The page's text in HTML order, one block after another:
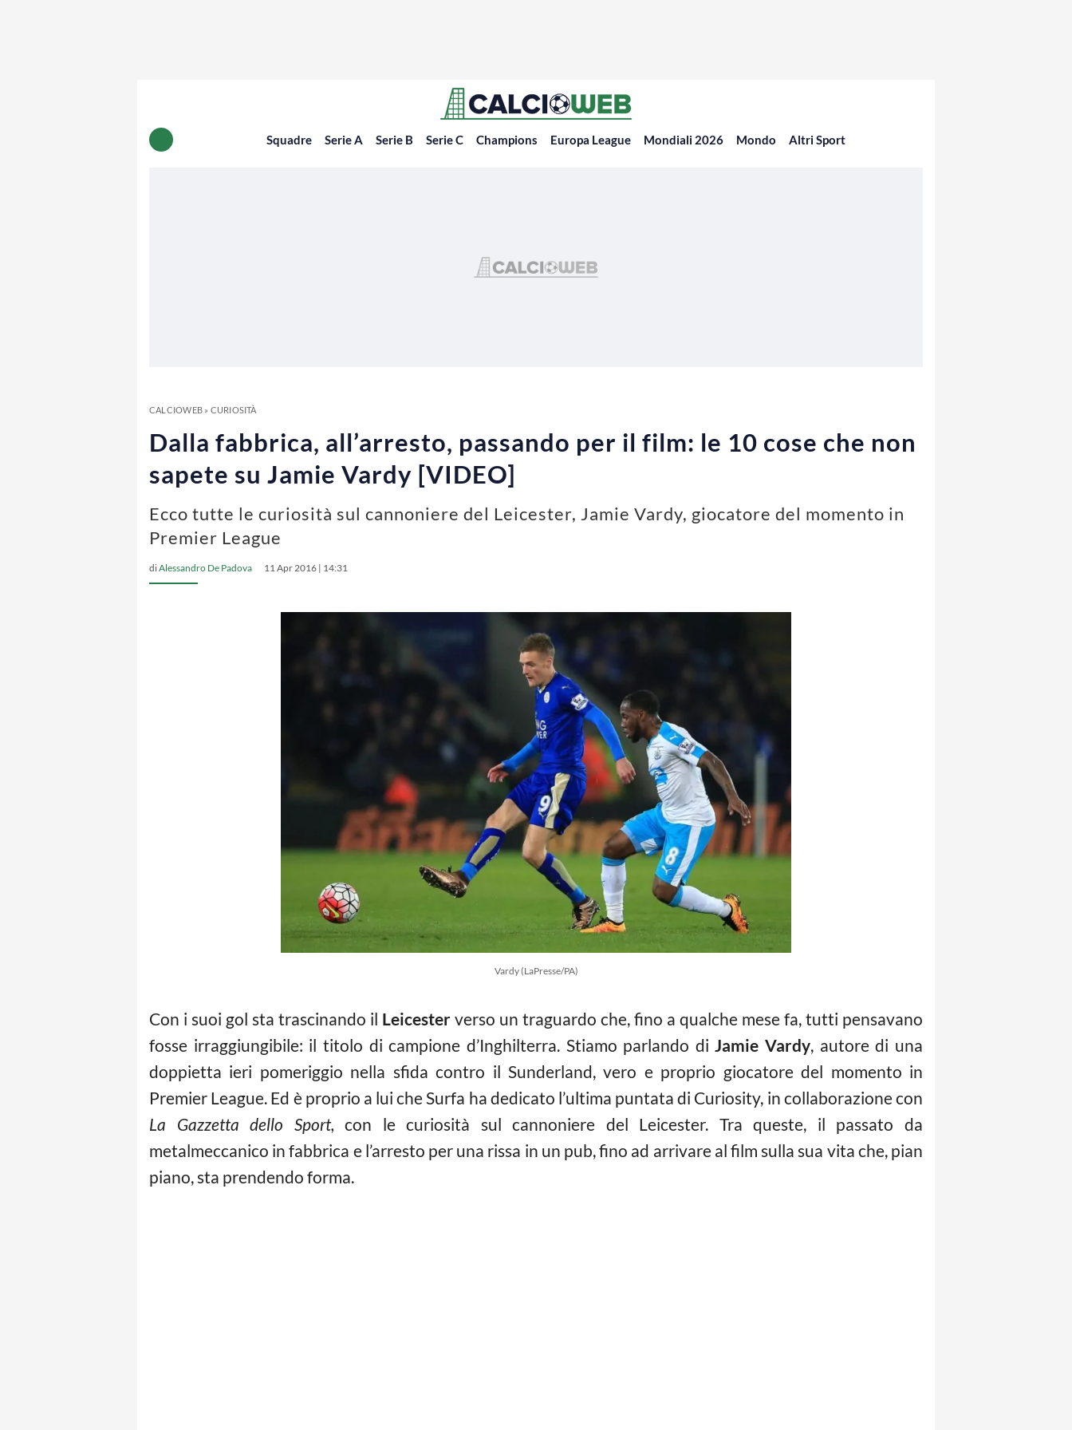
Squadre Serie A Serie B Serie C Champions Europa League Mondiali 2026 Mondo Altri Sport
CALCIOWEB» CURIOSITÀ
Dalla fabbrica, all’arresto, passando per il film: le 10 cose che non
sapete su Jamie Vardy [VIDEO]
Ecco tutte le curiosità sul cannoniere del Leicester, Jamie Vardy, giocatore del momento in
Premier League
diAlessandro De Padova 11 Apr 2016 | 14:31
Vardy (LaPresse/PA)
Con i suoi gol sta trascinando il Leicester verso un traguardo che, fino a qualche mese fa, tutti pensavano
fosse irraggiungibile: il titolo di campione d’Inghilterra. Stiamo parlando diJamie Vardy, autore di una
doppietta ieri pomeriggio nella sfida contro il Sunderland, vero e proprio giocatore del momento in
Premier League. Ed è proprio a lui che Surfa ha dedicato l’ultima puntata di Curiosity, in collaborazione con
La Gazzetta dello Sport,con le curiosità sul cannoniere del Leicester. Tra queste, il passato da
metalmeccanico in fabbrica e l’arresto per una rissa in un pub, fino ad arrivare al film sulla sua vita che, pian
piano, sta prendendo forma.